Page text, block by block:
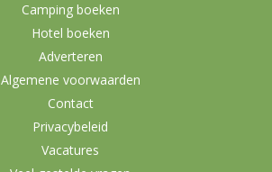
Camping boeken
Hotel boeken
Adverteren
Algemene voorwaarden
Contact
Privacybeleid
Vacatures